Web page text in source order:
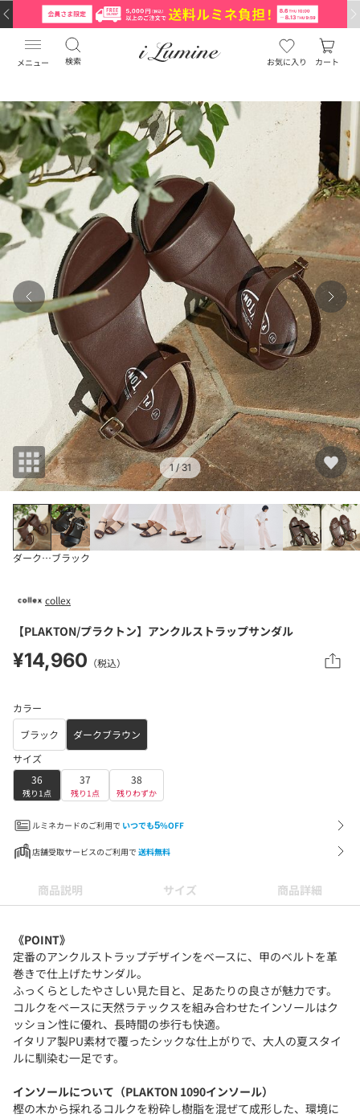
メニュー 検索 お気に入り カート
1 / 31
ダークブラウン
ブラック
collex
【PLAKTON/プラクトン】アンクルストラップサンダル
¥14,960 （税込）
カラー
ブラック
ダークブラウン
サイズ
36
残り1点
37
残り1点
38
残りわずか
ルミネカードのご利用で いつでも5%OFF
店舗受取サービスのご利用で 送料無料
商品説明 サイズ 商品詳細
《POINT》
定番のアンクルストラップデザインをベースに、甲のベルトを革
巻きで仕上げたサンダル。
ふっくらとしたやさしい見た目と、足あたりの良さが魅力です。
コルクをベースに天然ラテックスを組み合わせたインソールはク
ッション性に優れ、長時間の歩行も快適。
イタリア製PU素材で覆ったシックな仕上がりで、大人の夏スタイ
ルに馴染む一足です。
インソールについて（PLAKTON 1090インソール）
樫の木から採れるコルクを粉砕し樹脂を混ぜて成形した、環境に